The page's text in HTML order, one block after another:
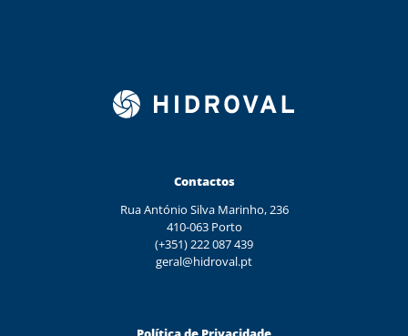
Contactos
Rua António Silva Marinho, 236
410-063 Porto
(+351) 222 087 439
geral@hidroval.pt